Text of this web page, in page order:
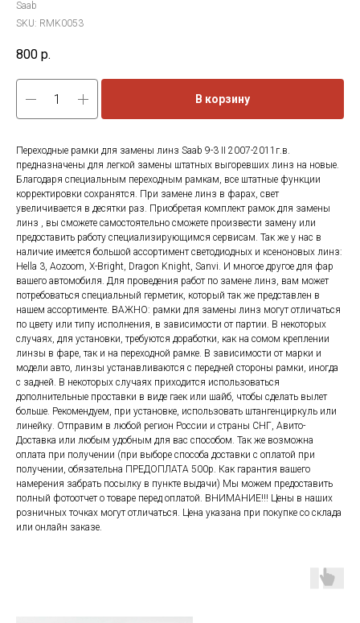
Saab
SKU: RMK0053
800 р.
В корзину
Переходные рамки для замены линз Saab 9-3 II 2007-2011г.в.
предназначены для легкой замены штатных выгоревших линз на новые.
Благодаря специальным переходным рамкам, все штатные функции
корректировки сохранятся. При замене линз в фарах, свет
увеличивается в десятки раз. Приобретая комплект рамок для замены
линз , вы сможете самостоятельно сможете произвести замену или
предоставить работу специализирующимся сервисам. Так же у нас в
наличие имеется большой ассортимент светодиодных и ксеноновых линз:
Hella 3, Aozoom, X-Bright, Dragon Knight, Sanvi. И многое другое для фар
вашего автомобиля. Для проведения работ по замене линз, вам может
потребоваться специальный герметик, который так же представлен в
нашем ассортименте. ВАЖНО: рамки для замены линз могут отличаться
по цвету или типу исполнения, в зависимости от партии. В некоторых
случаях, для установки, требуются доработки, как на сомом креплении
линзы в фаре, так и на переходной рамке. В зависимости от марки и
модели авто, линзы устанавливаются с передней стороны рамки, иногда
с задней. В некоторых случаях приходится использоваться
дополнительные проставки в виде гаек или шайб, чтобы сделать вылет
больше. Рекомендуем, при установке, использовать штангенциркуль или
линейку. Отправим в любой регион России и страны СНГ, Авито-
Доставка или любым удобным для вас способом. Так же возможна
оплата при получении (при выборе способа доставки с оплатой при
получении, обязательна ПРЕДОПЛАТА 500р. Как гарантия вашего
намерения забрать посылку в пункте выдачи) Мы можем предоставить
полный фотоотчет о товаре перед оплатой. ВНИМАНИЕ!!! Цены в наших
розничных точках могут отличаться. Цена указана при покупке со склада
или онлайн заказе.